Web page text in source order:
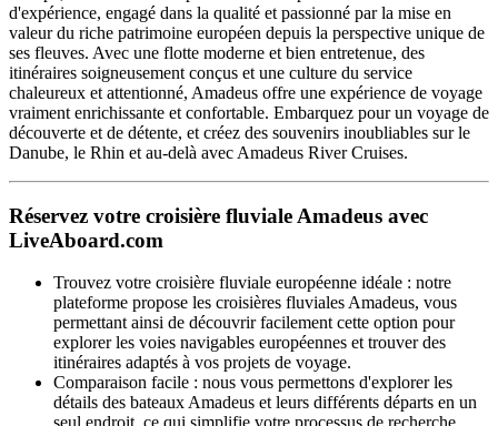
d'expérience, engagé dans la qualité et passionné par la mise en
valeur du riche patrimoine européen depuis la perspective unique de
ses fleuves. Avec une flotte moderne et bien entretenue, des
itinéraires soigneusement conçus et une culture du service
chaleureux et attentionné, Amadeus offre une expérience de voyage
vraiment enrichissante et confortable. Embarquez pour un voyage de
découverte et de détente, et créez des souvenirs inoubliables sur le
Danube, le Rhin et au-delà avec Amadeus River Cruises.
Réservez votre croisière fluviale Amadeus avec
LiveAboard.com
Trouvez votre croisière fluviale européenne idéale : notre
plateforme propose les croisières fluviales Amadeus, vous
permettant ainsi de découvrir facilement cette option pour
explorer les voies navigables européennes et trouver des
itinéraires adaptés à vos projets de voyage.
Comparaison facile : nous vous permettons d'explorer les
détails des bateaux Amadeus et leurs différents départs en un